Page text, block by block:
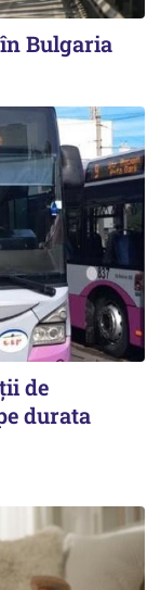
Bulgaria
de
durata